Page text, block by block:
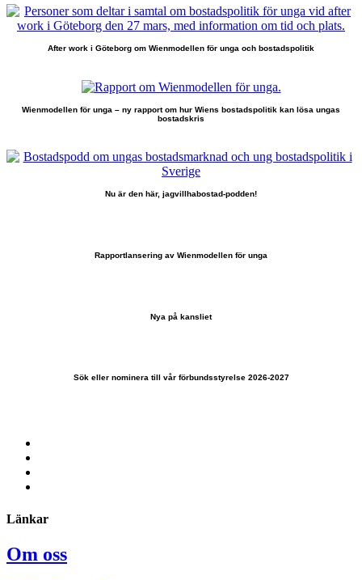
After work i Göteborg om Wienmodellen för unga och bostadspolitik
Wienmodellen för unga – ny rapport om hur Wiens bostadspolitik kan lösa ungas
bostadskris
Nu är den här, jagvillhabostad-podden!
Rapportlansering av Wienmodellen för unga
Nya på kansliet
Sök eller nominera till vår förbundsstyrelse 2026-2027
Länkar
Om oss